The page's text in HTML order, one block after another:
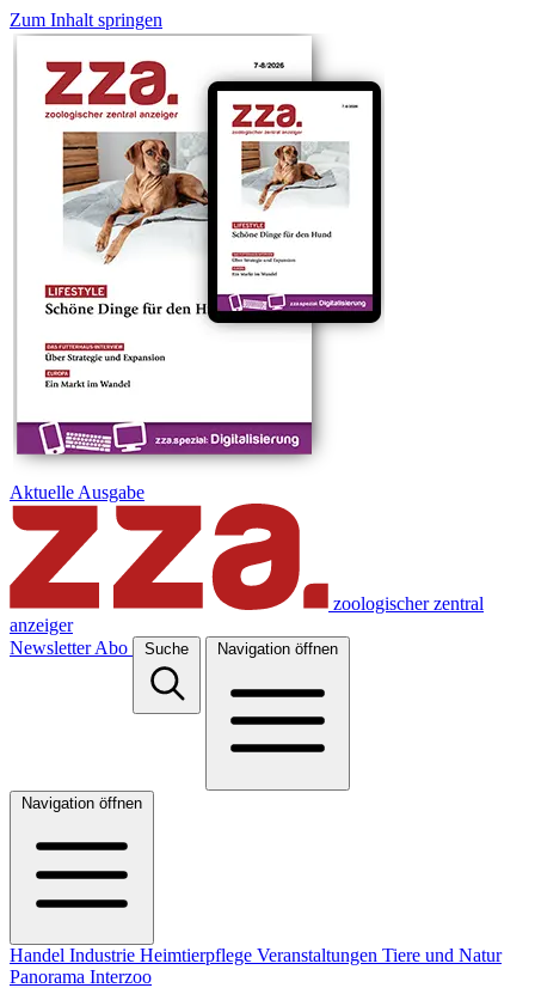
Zum Inhalt springen
Aktuelle Ausgabe
zoologischer zentral
anzeiger
Newsletter Abo Suche Navigation öffnen
Navigation öffnen
Handel Industrie Heimtierpflege Veranstaltungen Tiere und Natur
Panorama Interzoo